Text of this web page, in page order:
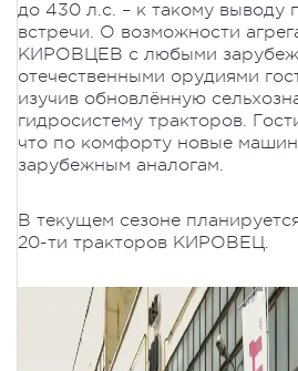
до 430 л.с. – к такому выводу
встречи. О возможности
КИРОВЦЕВ с любыми
отечественными орудиями
изучив обновлённую
гидросистему тракторов.
что по комфорту новые
зарубежным аналогам.
В текущем сезоне
20-ти тракторов КИРОВЕЦ.